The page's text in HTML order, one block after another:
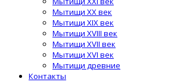
Мытищи XX век
Мытищи XIX век
Мытищи XVIII век
Мытищи XVII век
Мытищи XVI век
Мытищи древние
Контакты